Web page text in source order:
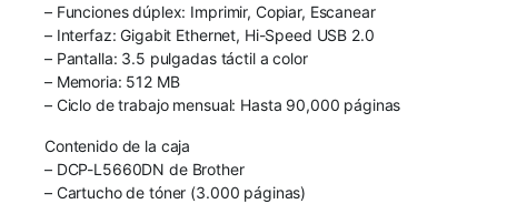
– Funciones dúplex: Imprimir, Copiar, Escanear
– Interfaz: Gigabit Ethernet, Hi-Speed USB 2.0
– Pantalla: 3.5 pulgadas táctil a color
– Memoria: 512 MB
– Ciclo de trabajo mensual: Hasta 90,000 páginas
Contenido de la caja
– DCP-L5660DN de Brother
– Cartucho de tóner (3.000 páginas)